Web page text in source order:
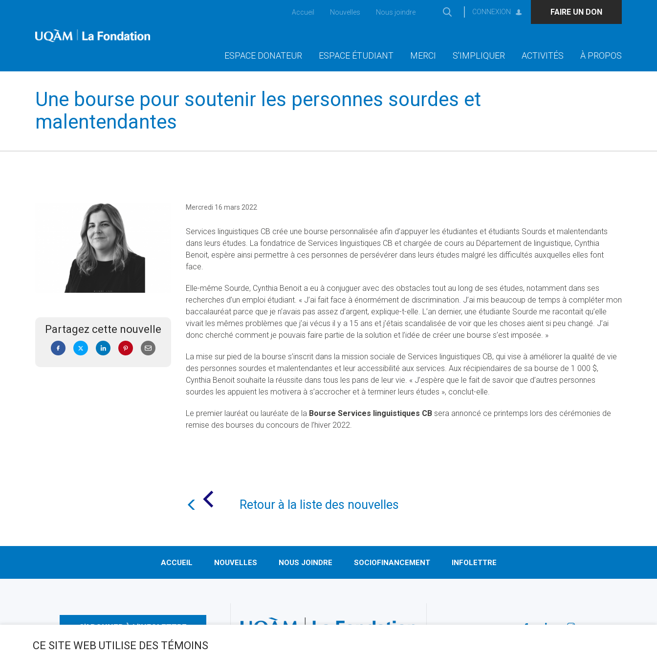
Accueil Nouvelles Nous joindre CONNEXION FAIRE UN DON
ESPACE DONATEUR ESPACE ÉTUDIANT MERCI S'IMPLIQUER ACTIVITÉS À PROPOS
Une bourse pour soutenir les personnes sourdes et
malentendantes
Partagez cette nouvelle
Mercredi 16 mars 2022
Services linguistiques CB crée une bourse personnalisée afin d’appuyer les étudiantes et étudiants Sourds et malentendants
dans leurs études. La fondatrice de Services linguistiques CB et chargée de cours au Département de linguistique, Cynthia
Benoit, espère ainsi permettre à ces personnes de persévérer dans leurs études malgré les difficultés auxquelles elles font
face.
Elle-même Sourde, Cynthia Benoit a eu à conjuguer avec des obstacles tout au long de ses études, notamment dans ses
recherches d’un emploi étudiant. « J’ai fait face à énormément de discrimination. J’ai mis beaucoup de temps à compléter mon
baccalauréat parce que je n’avais pas assez d’argent, explique-t-elle. L’an dernier, une étudiante Sourde me racontait qu’elle
vivait les mêmes problèmes que j’ai vécus il y a 15 ans et j’étais scandalisée de voir que les choses aient si peu changé. J’ai
donc cherché comment je pouvais faire partie de la solution et l’idée de créer une bourse s’est imposée. »
La mise sur pied de la bourse s’inscrit dans la mission sociale de Services linguistiques CB, qui vise à améliorer la qualité de vie
des personnes sourdes et malentendantes et leur accessibilité aux services. Aux récipiendaires de sa bourse de 1 000 $,
Cynthia Benoit souhaite la réussite dans tous les pans de leur vie. « J’espère que le fait de savoir que d’autres personnes
sourdes les appuient les motivera à s’accrocher et à terminer leurs études », conclut-elle.
Le premier lauréat ou lauréate de la Bourse Services linguistiques CBsera annoncé ce printemps lors des cérémonies de
remise des bourses du concours de l’hiver 2022.
Retour à la liste des nouvelles
ACCUEIL NOUVELLES NOUS JOINDRE SOCIOFINANCEMENT INFOLETTRE
S'ABONNER À L'INFOLETTRE SUIVEZ-NOUS!
CE SITE WEB UTILISE DES TÉMOINS